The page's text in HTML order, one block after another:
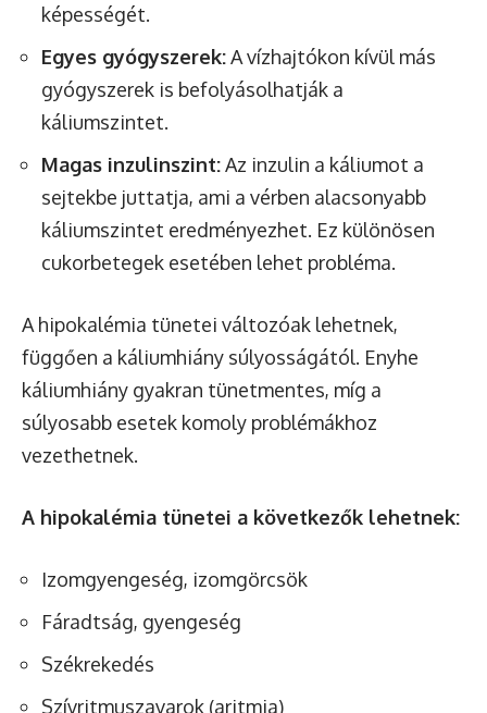
képességét.
Egyes gyógyszerek:A vízhajtókon kívül más
gyógyszerek is befolyásolhatják a
káliumszintet.
Magas inzulinszint:Az inzulin a káliumot a
sejtekbe juttatja, ami a vérben alacsonyabb
káliumszintet eredményezhet. Ez különösen
cukorbetegek esetében lehet probléma.
A hipokalémia tünetei változóak lehetnek,
függően a káliumhiány súlyosságától. Enyhe
káliumhiány gyakran tünetmentes, míg a
súlyosabb esetek komoly problémákhoz
vezethetnek.
A hipokalémia tünetei a következők lehetnek:
Izomgyengeség, izomgörcsök
Fáradtság, gyengeség
Székrekedés
Szívritmuszavarok (aritmia)